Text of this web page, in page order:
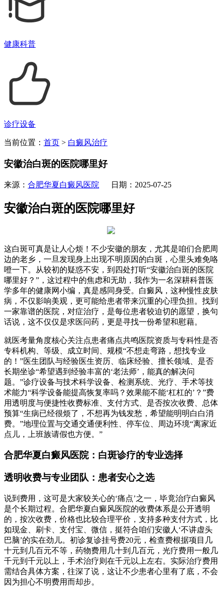
健康科普
诊疗设备
当前位置： 首页 > 白癜风治疗
安徽治白斑的医院哪里好
来源： 合肥华夏白癜风医院 日期：2025-07-25
安徽治白斑的医院哪里好
这白斑可真是让人心烦！不少安徽的朋友，尤其是咱们合肥周
边的老乡，一旦发现身上出现不明原因的白斑，心里头难免咯
噔一下。从较初的疑惑不安，到四处打听“安徽治白斑的医院
哪里好？”，这过程中的焦虑和无助，我作为一名深耕科普医
学多年的健康网小编，真是感同身受。白癜风，这种慢性皮肤
病，不仅影响美观，更可能给患者带来沉重的心理负担。找到
一家靠谱的医院，对症治疗，是每位患者较迫切的愿望，换句
话说，这不仅仅是求医问药，更是寻找一份希望和慰藉。
就医考量角度核心关注点患者痛点共鸣医院资质与专科性是否
专科机构、等级、成立时间、规模“不想走弯路，想找专业
的！”医生团队与经验医生资历、临床经验、擅长领域、是否
长期坐诊“希望遇到经验丰富的‘老法师’，能真的解决问
题。”诊疗设备与技术科学设备、检测系统、光疗、手术等技
术能力“科学设备能提高恢复率吗？效果能不能‘杠杠的’？”费
用透明度与便捷性收费标准、支付方式、是否按次收费、总体
预算“生病已经很烦了，不想再为钱发愁，希望能明明白白消
费。”地理位置与交通交通便利性、停车位、周边环境“离家近
点儿，上班族请假也方便。”
合肥华夏白癜风医院：白斑诊疗的专业选择
透明收费与专业团队：患者安心之选
说到费用，这可是大家较关心的‘痛点’之一，毕竟治疗白癜风
是个长期过程。合肥华夏白癜风医院的收费体系是公开透明
的，按次收费，价格也比较合理平价，支持多种支付方式，比
如现金、刷卡、支付宝、微信，挺符合咱们安徽人‘不讲虚头
巴脑’的实在劲儿。初诊复诊挂号费20元，检查费根据项目几
十元到几百元不等，药物费用几十到几百元，光疗费用一般几
千元到千元以上，手术治疗则在千元以上左右。实际治疗费用
需结合具体方案，往深了说，这让不少患者心里有了底，不会
因为担心不明费用而却步。